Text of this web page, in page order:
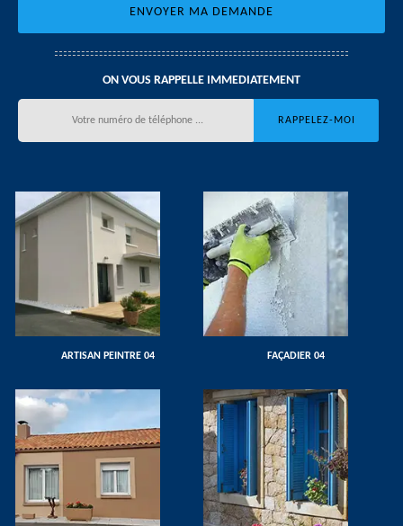
ON VOUS RAPPELLE IMMEDIATEMENT
ARTISAN PEINTRE 04 FAÇADIER 04